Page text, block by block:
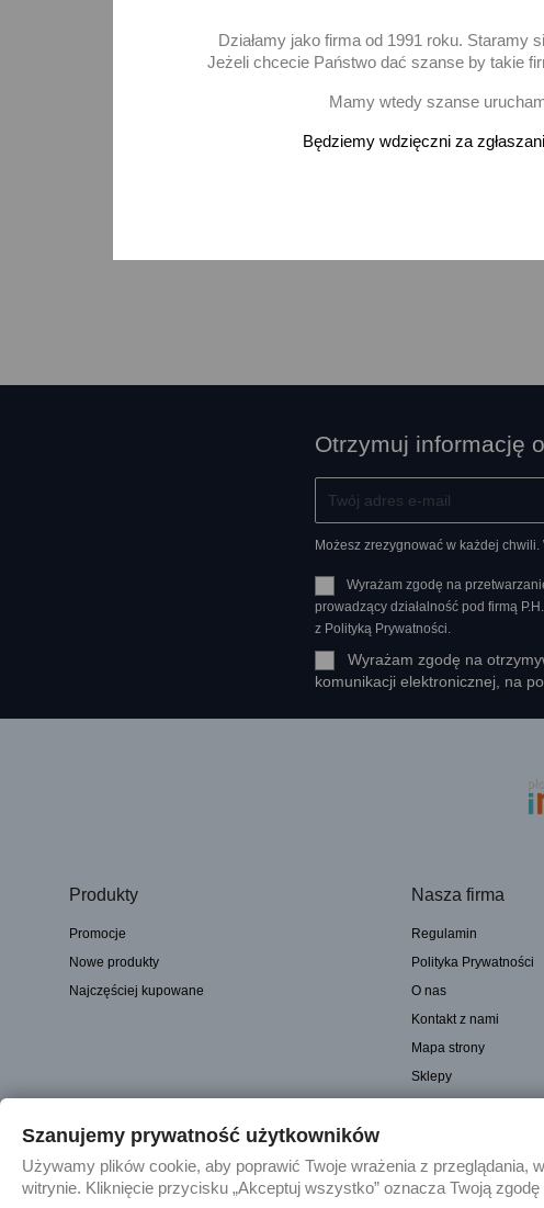
Lampa do
Otrzymuj informację
Możesz zrezygnować w każdej
Wyrażam zgodę na
prowadzący działalność pod firmą
z Polityką Prywatności.
Wyrażam zgodę na
komunikacji elektronicznej, na
Produkty
Promocje
Nowe produkty
Najczęściej kupowane
Nasza firma
Regulamin
Polityka Prywatności
O nas
Kontakt z nami
Mapa strony
Sklepy
© 2025 - Sklep internetowy Tomczesci.pl. Wszelkie prawa zastrzeżone
Janusz Tomaszewski prowadzący działalność gospodarczą pod firmą
Szanujemy prywatność użytkowników
Używamy plików cookie, aby poprawić Twoje wrażenia z
witrynie. Kliknięcie przycisku „Akceptuj wszystko” oznacza Twoją
Działamy jako firma od 1991 roku.
Jeżeli chcecie Państwo dać szanse by takie
Mamy wtedy szanse
Będziemy wdzięczni za